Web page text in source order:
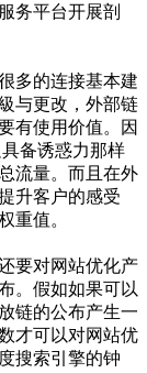
务平台开展剖
多的连接基本建
与更改，外部链
有使用价值。因
备诱惑力那样
流量。而且在外
升客户的感受
重值。
要对网站优化产
。假如如果可以
链的公布产生一
才可以对网站优
搜索引擎的钟